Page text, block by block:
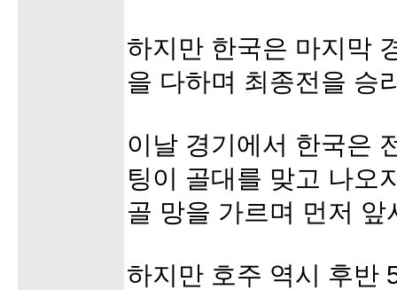
하지만 한국은 마지막
을 다하며 최종전을 승
이날 경기에서 한국은
팅이 골대를 맞고 나오
골 망을 가르며 먼저 앞
하지만 호주 역시 후반